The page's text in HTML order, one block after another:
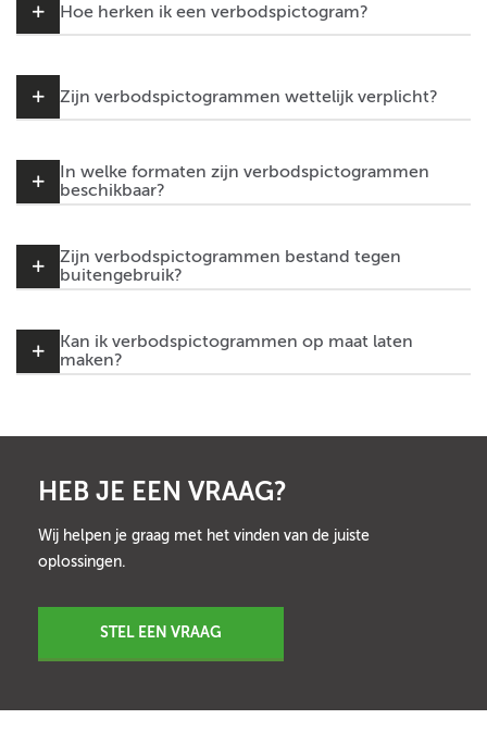
Hoe herken ik een verbodspictogram?
Zijn verbodspictogrammen wettelijk verplicht?
In welke formaten zijn verbodspictogrammen
beschikbaar?
Zijn verbodspictogrammen bestand tegen
buitengebruik?
Kan ik verbodspictogrammen op maat laten
maken?
HEB JE EEN VRAAG?
Wij helpen je graag met het vinden van de juiste
oplossingen.
STEL EEN VRAAG